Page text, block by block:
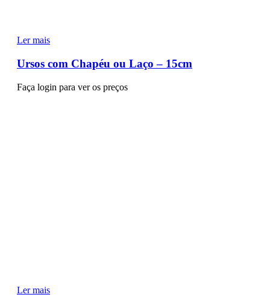
Ler mais
Ursos com Chapéu ou Laço – 15cm
Faça login para ver os preços
Ler mais